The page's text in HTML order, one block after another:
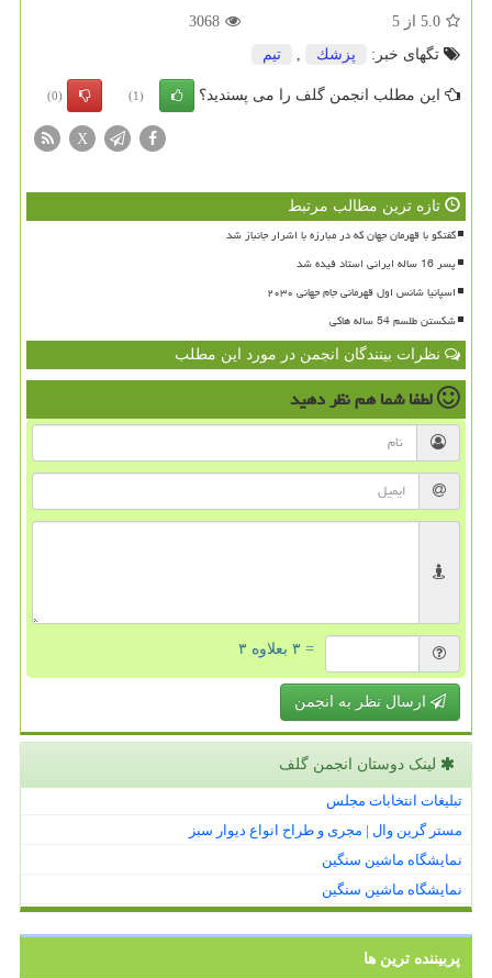
5.0 از 5
3068
تگهای خبر:
پزشك تیم
این مطلب انجمن گلف را می پسندید؟ (1)
(0)
X
تازه ترین مطالب مرتبط
گفتگو با قهرمان جهان که در مبارزه با اشرار جانباز شد
پسر 16 ساله ایرانی استاد فیده شد
اسپانیا شانس اول قهرمانی جام جهانی ۲۰۳۰
شکستن طلسم 54 ساله هاکی
نظرات بینندگان انجمن در مورد این مطلب
لطفا شما همنظر دهید
= ۳ بعلاوه ۳
ارسال نظر به انجمن
لینک دوستان انجمن گلف
تبلیغات انتخابات مجلس
مستر گرین وال | مجری و طراح انواع دیوار سبز
نمایشگاه ماشین سنگین
نمایشگاه ماشین سنگین
پربیننده ترین ها